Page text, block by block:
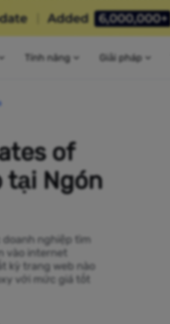
Tính năng Giải pháp
of
tại Ngón
doanh nghiệp tìm
vào internet
kỳ trang web nào
với mức giá tốt